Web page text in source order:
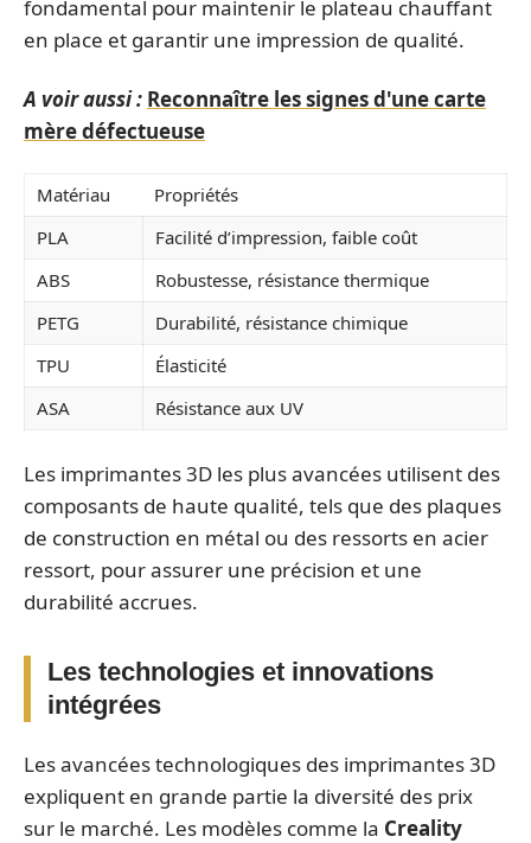
fondamental pour maintenir le plateau chauffant
en place et garantir une impression de qualité.
A voir aussi : Reconnaître les signes d'une carte
mère défectueuse
Matériau
Propriétés
PLA
Facilité d’impression, faible coût
ABS
Robustesse, résistance thermique
PETG
Durabilité, résistance chimique
TPU
Élasticité
ASA
Résistance aux UV
Les imprimantes 3D les plus avancées utilisent des
composants de haute qualité, tels que des plaques
de construction en métal ou des ressorts en acier
ressort, pour assurer une précision et une
durabilité accrues.
Les technologies et innovations
intégrées
Les avancées technologiques des imprimantes 3D
expliquent en grande partie la diversité des prix
sur le marché. Les modèles comme la Creality